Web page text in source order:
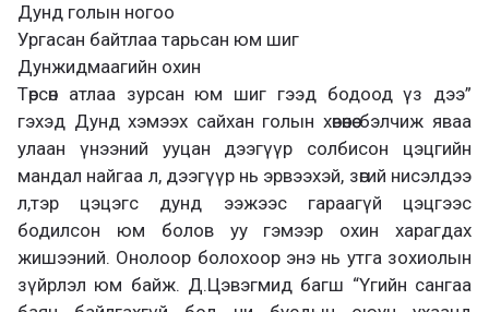
Дунд голын ногоо
Ургасан байтлаа тарьсан юм шиг
Дунжидмаагийн охин
Төрсөн атлаа зурсан юм шиг гээд бодоод үз дээ”
гэхэд Дунд хэмээх сайхан голын хөвөөнөө бэлчиж яваа
улаан үнээний ууцан дээгүүр солбисон цэцгийн
мандал найгаа л, дээгүүр нь эрвээхэй, зөгий нисэлдээ
л,тэр цэцэгс дунд ээжээс гараагүй цэцгээс
бодилсон юм болов уу гэмээр охин харагдах
жишээний. Онолоор болохоор энэ нь утга зохиолын
зүйрлэл юм байж. Д.Цэвэгмид багш “Үгийн сангаа